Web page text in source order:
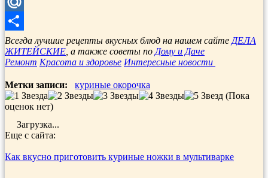
Mail.Ru
Отправить
Всегда лучшие рецепты вкусных блюд на нашем сайте ДЕЛА
ЖИТЕЙСКИЕ , а также советы по Дому и Даче
Ремонт Красота и здоровье Интересные новости
Метки записи:
куриные окорочка
(Пока
оценок нет)
Загрузка...
Еще с сайта:
Как вкусно приготовить куриные ножки в мультиварке